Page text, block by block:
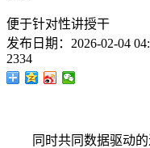
便于针对性讲授干
发布日期： 2026-02-04
2334
同时共同数据驱动的